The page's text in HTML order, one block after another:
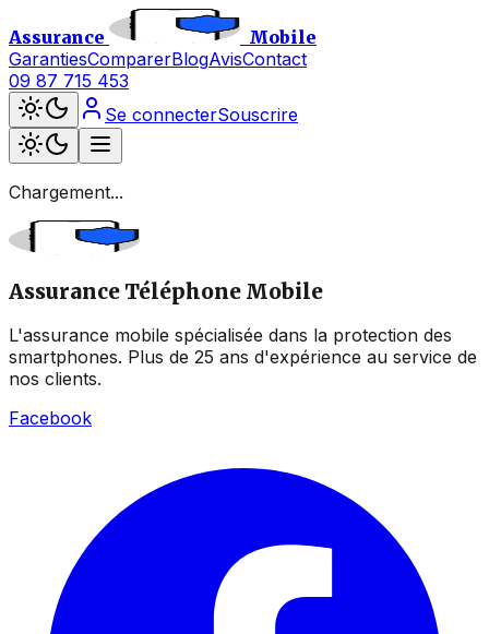
Assurance
Mobile
GarantiesComparerBlogAvisContact
09 87 715 453
Se connecterSouscrire
Chargement...
Assurance Téléphone Mobile
L'assurance mobile spécialisée dans la protection des
smartphones. Plus de 25 ans d'expérience au service de
nos clients.
Facebook